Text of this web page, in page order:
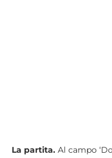
La partita. Al campo